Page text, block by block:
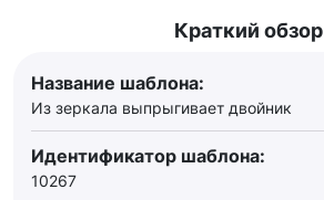
Краткий обзор
Название шаблона:
Из зеркала выпрыгивает двойник
Идентификатор шаблона:
10267